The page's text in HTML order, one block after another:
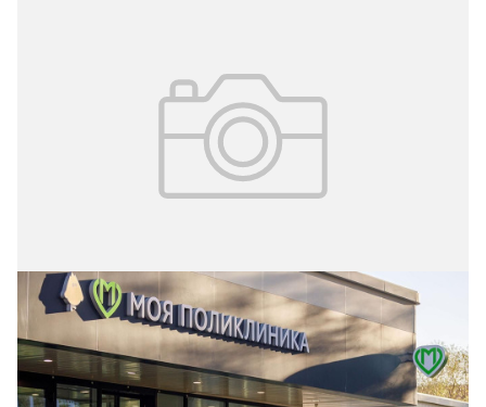
21.10.2024 № 40 (339)
Комплексное развитие территорий
В рамках 12 проектов комплексного развития
территорий возле станций Московских центральных